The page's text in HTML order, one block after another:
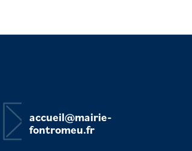
accueil@mairie-
fontromeu.fr